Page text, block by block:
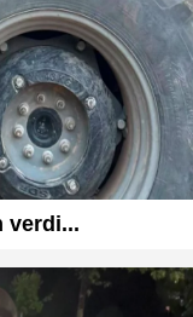
verdi...